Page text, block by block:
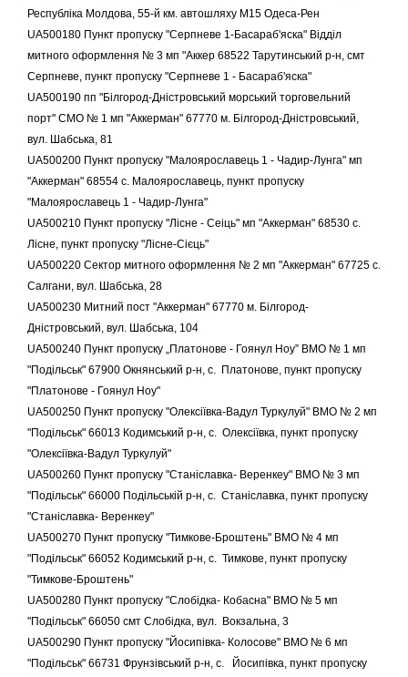
Республіка Молдова, 55-й км. автошляху М15 Одеса-Рен
UA500180 Пункт пропуску "Серпневе 1-Басараб'яска" Відділ
митного оформлення № 3 мп "Аккер 68522 Тарутинський р-н, смт
Серпневе, пункт пропуску "Серпневе 1 - Басараб'яска"
UA500190 пп "Білгород-Дністровський морський торговельний
порт" СМО № 1 мп "Аккерман" 67770 м. Білгород-Дністровський,
вул. Шабська, 81
UA500200 Пункт пропуску "Малоярославець 1 - Чадир-Лунга" мп
"Аккерман" 68554 с. Малоярославець, пункт пропуску
"Малоярославець 1 - Чадир-Лунга"
UA500210 Пункт пропуску "Лісне - Сеіць" мп "Аккерман" 68530 с.
Лісне, пункт пропуску "Лісне-Сієць"
UA500220 Сектор митного оформлення № 2 мп "Аккерман" 67725 c.
Салгани, вул. Шабська, 28
UA500230 Митний пост "Аккерман" 67770 м. Білгород-
Дністровський, вул. Шабська, 104
UA500240 Пункт пропуску „Платонове - Гоянул Ноу” ВМО № 1 мп
"Подільськ" 67900 Окнянський р-н, с. Платонове, пункт пропуску
"Платонове - Гоянул Ноу"
UA500250 Пункт пропуску "Олексіївка-Вадул Туркулуй" ВМО № 2 мп
"Подільськ" 66013 Кодимський р-н, с. Олексіївка, пункт пропуску
"Олексіївка-Вадул Туркулуй"
UA500260 Пункт пропуску "Станіславка- Веренкеу" ВМО № 3 мп
"Подільськ" 66000 Подільській р-н, с. Станіславка, пункт пропуску
"Станіславка- Веренкеу"
UA500270 Пункт пропуску "Тимкове-Броштень" ВМО № 4 мп
"Подільськ" 66052 Кодимський р-н, с. Тимкове, пункт пропуску
"Тимкове-Броштень"
UA500280 Пункт пропуску "Слобідка- Кобасна" ВМО № 5 мп
"Подільськ" 66050 смт Слобідка, вул. Вокзальна, 3
UA500290 Пункт пропуску "Йосипівка- Колосове" ВМО № 6 мп
"Подільськ" 66731 Фрунзівський р-н, с. Йосипівка, пункт пропуску